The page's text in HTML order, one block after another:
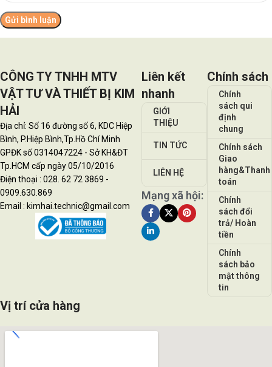
CÔNG TY TNHH MTV
VẬT TƯ VÀ THIẾT BỊ KIM
HẢI
Địa chỉ: Số 16 đường số 6, KDC Hiệp
Bình, P.Hiệp Bình,Tp.Hồ Chí Minh
GPĐK số 0314047224 - Sở KH&ĐT
Tp.HCM cấp ngày 05/10/2016
Điện thoại : 028. 62 72 3869 -
0909.630.869
Email : kimhai.technic@gmail.com
Liên kết
nhanh
GIỚI
THIỆU
TIN TỨC
LIÊN HỆ
Mạng xã hội:
Chính sách
Chính
sách qui
định
chung
Chính sách
Giao
hàng&Thanh
toán
Chính
sách đổi
trả/ Hoàn
tiền
Chính
sách bảo
mật thông
tin
Vị trí cửa hàng